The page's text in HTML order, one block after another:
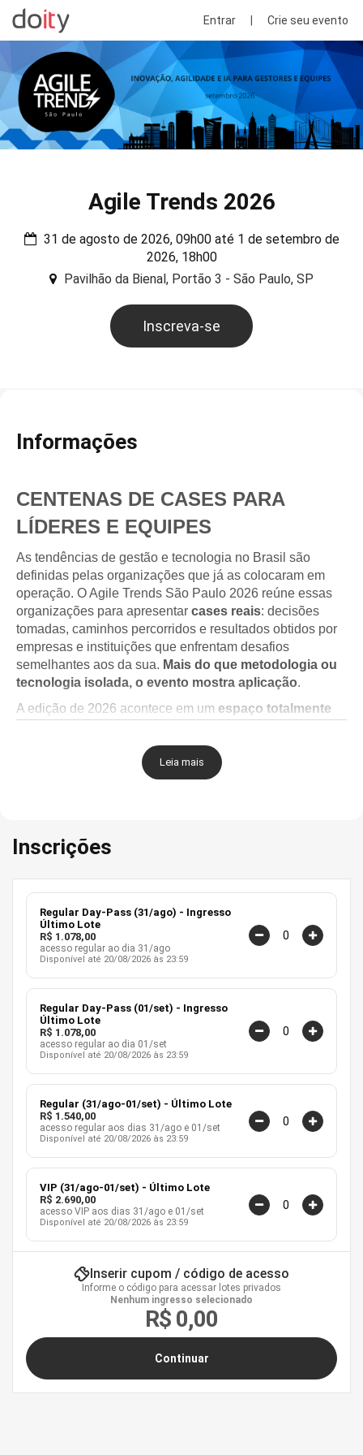
Entrar Crie seu evento
Agile Trends 2026
31 de agosto de 2026, 09h00 até 1 de setembro de
2026, 18h00
Pavilhão da Bienal, Portão 3 - São Paulo, SP
Inscreva-se
Informações
CENTENAS DE CASES PARA
LÍDERES E EQUIPES
As tendências de gestão e tecnologia no Brasil são
definidas pelas organizações que já as colocaram em
operação. O Agile Trends São Paulo 2026 reúne essas
organizações para apresentar cases reais: decisões
tomadas, caminhos percorridos e resultados obtidos por
empresas e instituições que enfrentam desafios
semelhantes aos da sua. Mais do que metodologia ou
tecnologia isolada, o evento mostra aplicação.
A edição de 2026 acontece em um espaço totalmente
redesenhado para ser mais direto e concentrado,
permitindo que cada participante retorne com caminhos
aplicáveis à sua realidade.
PROGRAMAÇÃO
Amazon, iFood, Petrobras, Casas Bahia, PagBank,
PicPay, Porto, Sicredi, Banco do Brasil, Banco da
Amazônia, Banrisul, TOTVS, Claro, Natura, Bosch,
Latam Airlines, Mars, Hotmart, RD Saúde, CPFL Energia,
Algar, entre centenas de outras.
Programação completa:https://agiletrendsbr.com/agile-
INGRESSOS.
Incluso em todos os ingressos
Acesso aos Palcos Trends e a todo o conteúdo do
evento (palestras, keynotes, painéis, workshops e
demonstrações)
Acesso à Arena IA
Acesso à área de exposição, com estandes e
networking
Certificado de participação
Day-Pass:um dia de evento, mais de 50 sessões de
Ingresso Regular:dois dias de evento, mais de 100
sessões de conteúdo, 4 keynotes e certificado de
participação de 16 horas.
Ingresso VIP:
tudo o que o Ingresso Regular oferece,
acrescido de:
Leia mais
Inscrições
Regular Day-Pass (31/ago) - Ingresso
Último Lote
R$ 1.078,00
acesso regular ao dia 31/ago
Disponível até 20/08/2026 às 23:59
Regular Day-Pass (01/set) - Ingresso
Último Lote
R$ 1.078,00
acesso regular ao dia 01/set
Disponível até 20/08/2026 às 23:59
Regular (31/ago-01/set) - Último Lote
R$ 1.540,00
acesso regular aos dias 31/ago e 01/set
Disponível até 20/08/2026 às 23:59
VIP (31/ago-01/set) - Último Lote
R$ 2.690,00
acesso VIP aos dias 31/ago e 01/set
Disponível até 20/08/2026 às 23:59
Inserir cupom / código de acesso
Informe o código para acessar lotes privados
Nenhum ingresso selecionado
R$ 0,00